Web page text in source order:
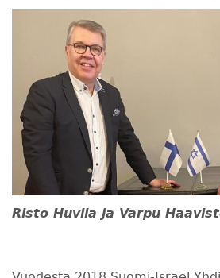
Risto Huvila ja Varpu